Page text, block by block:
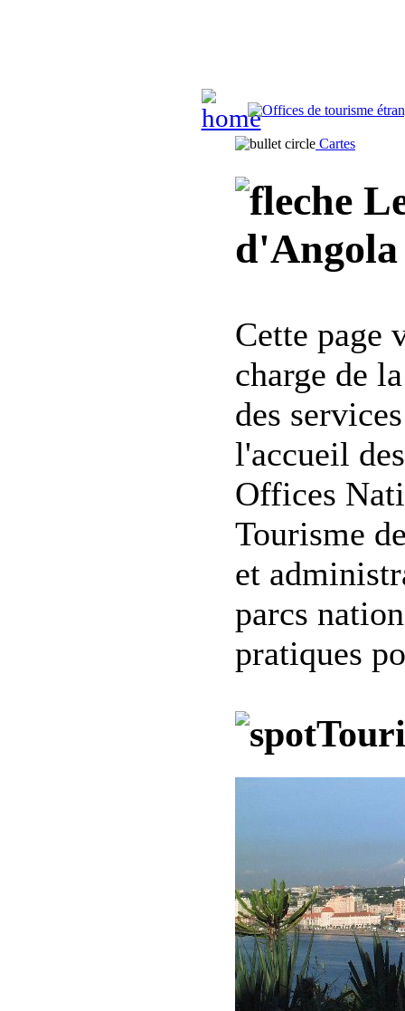
Cartes
Cette page
charge de
des
l'accueil
Offices
Tourisme
et
parcs
pratiques